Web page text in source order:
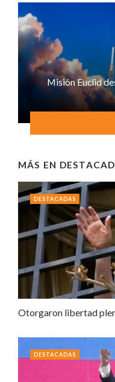
Misión Euclid
MÁS EN
Otorgaron libertad
DESTACADAS
DESTACADAS